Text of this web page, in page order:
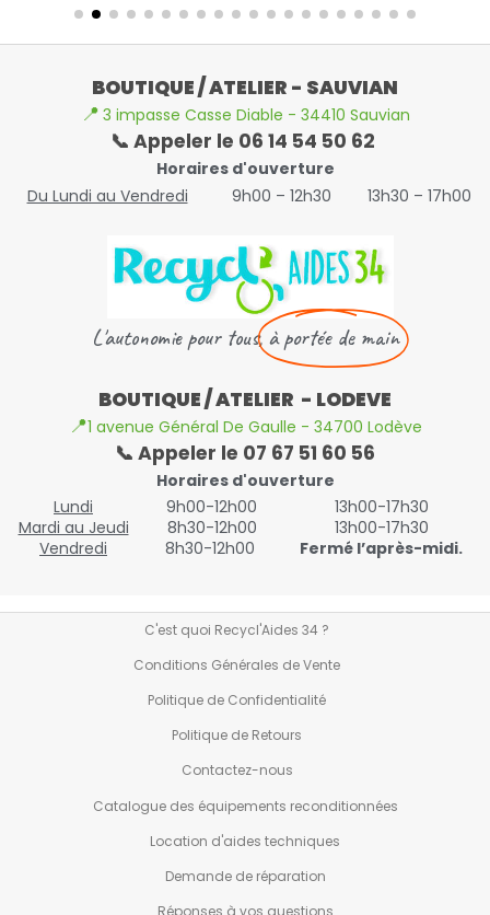
BOUTIQUE / ATELIER - SAUVIAN
📍 3 impasse Casse Diable - 34410 Sauvian
📞 Appeler le 06 14 54 50 62
Horaires d'ouverture
Du Lundi au Vendredi
9h00 – 12h30 13h30 – 17h00
L'autonomie pour tous,à portée de main
BOUTIQUE / ATELIER - LODEVE
📍1 avenue Général De Gaulle - 34700 Lodève
📞 Appeler le 07 67 51 60 56
Horaires d'ouverture
Lundi
9h00-12h00
13h00-17h30
Mardi au Jeudi
8h30-12h00
13h00-17h30
Vendredi
8h30-12h00 Fermé l’après-midi.
C'est quoi Recycl'Aides 34 ?
Conditions Générales de Vente
Politique de Confidentialité
Politique de Retours
Contactez-nous
Catalogue des équipements reconditionnées
Location d'aides techniques
Demande de réparation